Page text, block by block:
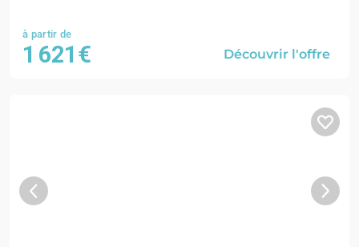
1 621€ Découvrir l'offre